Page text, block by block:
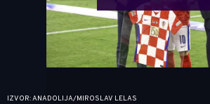
IZVOR: ANADOLIJA/MIROSLAV LELAS